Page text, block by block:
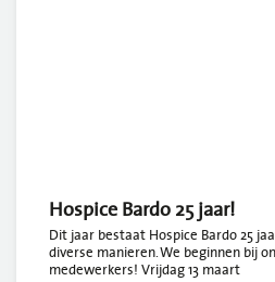
Hospice Bardo 25 jaar!
Dit jaar bestaat Hospice Bardo 25
diverse manieren. We beginnen bij
medewerkers! Vrijdag 13 maart